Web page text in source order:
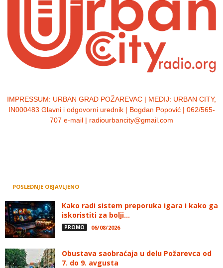
IMPRESSUM: URBAN GRAD POŽAREVAC | MEDIJ: URBAN CITY,
IN000483 Glavni i odgovorni urednik | Bogdan Popović | 062/565-
707 e-mail | radiourbancity@gmail.com
POSLEDNJE OBJAVLJENO
Kako radi sistem preporuka igara i kako ga
iskoristiti za bolji...
PROMO 06/08/2026
Obustava saobraćaja u delu Požarevca od
7. do 9. avgusta